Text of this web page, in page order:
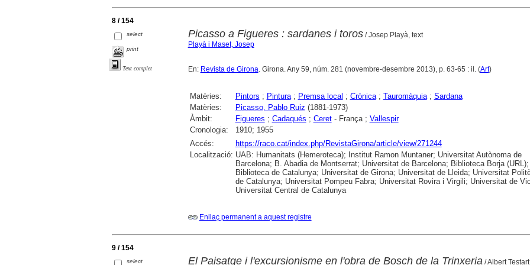
8 / 154
select
print
Text complet
Picasso a Figueres : sardanes i toros/ Josep Playà, text
Playà i Maset, Josep
En: Revista de Girona . Girona. Any 59, núm. 281 (novembre-desembre 2013), p. 63-65 : il. (Art)
Matèries: Pintors ; Pintura; Premsa local ; Crònica; Tauromàquia; Sardana
Matèries:
Picasso, Pablo Ruiz (1881-1973)
Àmbit:
Figueres ; Cadaqués ; Ceret- França ; Vallespir
Cronologia:
1910; 1955
Accés:
https://raco.cat/index.php/RevistaGirona/article/view/271244
Localització: UAB: Humanitats (Hemeroteca); Institut Ramon Muntaner; Universitat Autònoma de
Barcelona; B. Abadia de Montserrat; Universitat de Barcelona; Biblioteca Borja (URL);
Biblioteca de Catalunya; Universitat de Girona; Universitat de Lleida; Universitat
de Catalunya; Universitat Pompeu Fabra; Universitat Rovira i Virgili; Universitat de
Universitat Central de Catalunya
Enllaç permanent a aquest registre
9 / 154
select El Paisatge i l'excursionisme en l'obra de Bosch de la Trinxeria/ Albert Testart